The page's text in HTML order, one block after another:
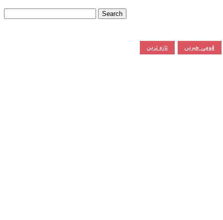
تازہ ترین قومی خبریں